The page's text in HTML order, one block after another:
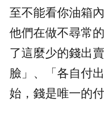
至不能看你油箱
他們在做不尋常
了這麼少的錢出
臉」、「各自付
始，錢是唯一的